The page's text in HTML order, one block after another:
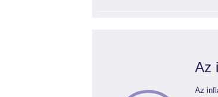
Az
Az